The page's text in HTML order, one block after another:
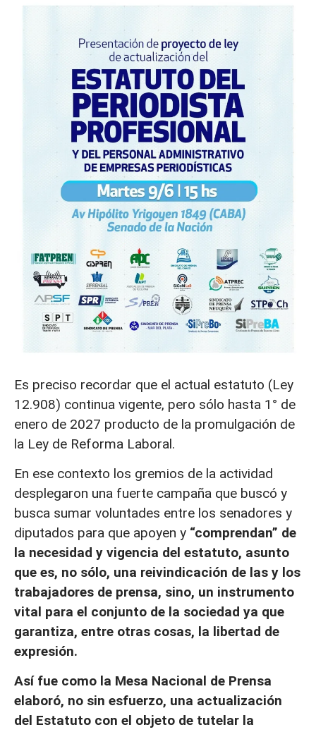
Es preciso recordar que el actual estatuto (Ley
12.908) continua vigente, pero sólo hasta 1° de
enero de 2027 producto de la promulgación de
la Ley de Reforma Laboral.
En ese contexto los gremios de la actividad
desplegaron una fuerte campaña que buscó y
busca sumar voluntades entre los senadores y
diputados para que apoyen y “comprendan” de
la necesidad y vigencia del estatuto, asunto
que es, no sólo, una reivindicación de las y los
trabajadores de prensa, sino, un instrumento
vital para el conjunto de la sociedad ya que
garantiza, entre otras cosas, la libertad de
expresión.
Así fue como la Mesa Nacional de Prensa
elaboró, no sin esfuerzo, una actualización
del Estatuto con el objeto de tutelar la